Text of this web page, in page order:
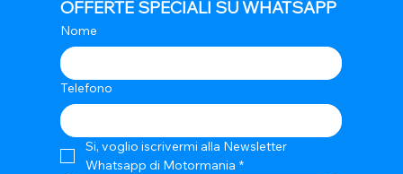
OFFERTE SPECIALI SU WHATSAPP
Nome
Telefono
Si, voglio iscrivermi alla Newsletter
Whatsapp di Motormania *